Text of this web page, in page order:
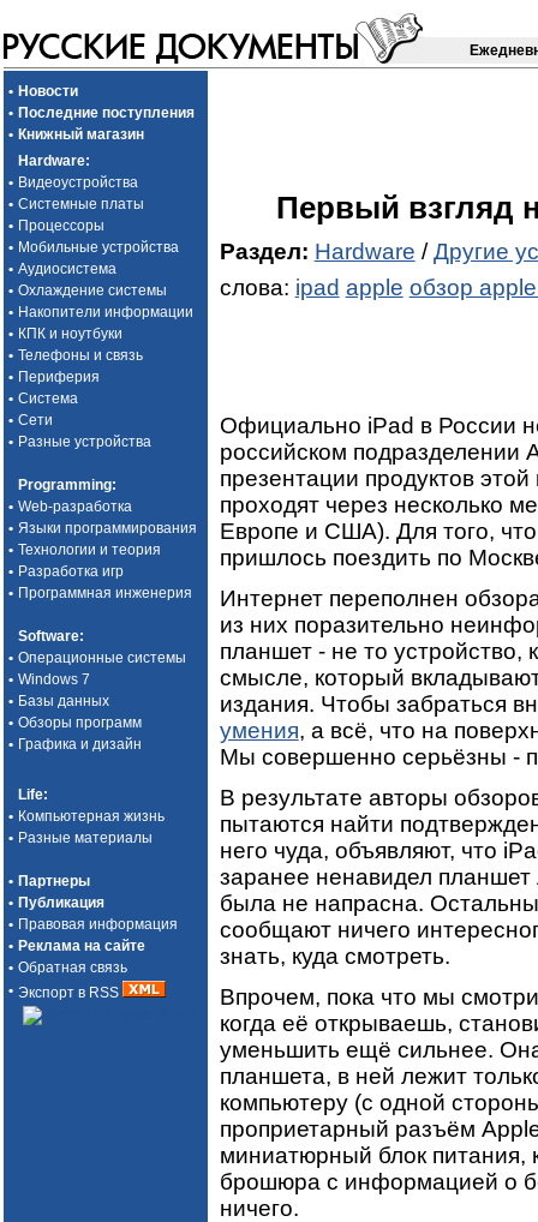
• Новости
• Последние поступления
• Книжный магазин
Hardware:
• Видеоустройства
• Системные платы
• Процессоры
• Мобильные устройства
• Аудиосистема
• Охлаждение системы
• Накопители информации
• КПК и ноутбуки
• Телефоны и связь
• Периферия
• Система
• Сети
• Разные устройства
Programming:
• Web-разработка
• Языки программирования
• Технологии и теория
• Разработка игр
• Программная инженерия
Software:
• Операционные системы
• Windows 7
• Базы данных
• Обзоры программ
• Графика и дизайн
Life:
• Компьютерная жизнь
• Разные материалы
• Партнеры
• Публикация
• Правовая информация
• Реклама на сайте
• Обратная связь
• Экспорт в RSS
Первый взгляд
Раздел: Hardware /Другие
слова: ipad apple обзор
Официально iPad в России
российском подразделении
презентации продуктов
проходят через несколько
Европе и США). Для того,
пришлось поездить по
Интернет переполнен
из них поразительно
планшет - не то устройство,
смысле, который
издания. Чтобы забраться
умения, а всё, что на
Мы совершенно серьёзны -
В результате авторы
пытаются найти
него чуда, объявляют, что
заранее ненавидел
была не напрасна.
сообщают ничего
знать, куда смотреть.
Впрочем, пока что мы
когда её открываешь,
уменьшить ещё сильнее.
планшета, в ней лежит
компьютеру (с одной
проприетарный разъём
миниатюрный блок питания,
брошюра с информацией о
ничего.